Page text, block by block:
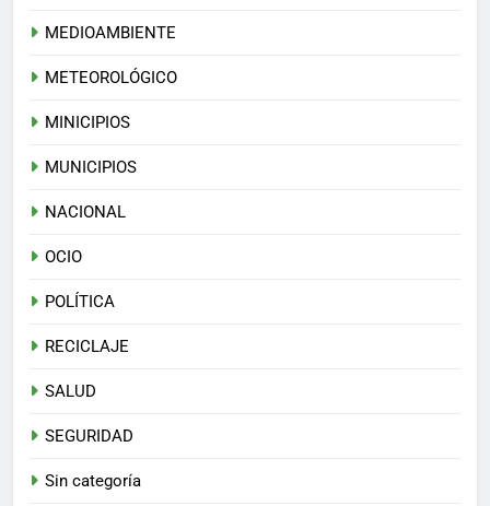
MEDIOAMBIENTE
METEOROLÓGICO
MINICIPIOS
MUNICIPIOS
NACIONAL
OCIO
POLÍTICA
RECICLAJE
SALUD
SEGURIDAD
Sin categoría